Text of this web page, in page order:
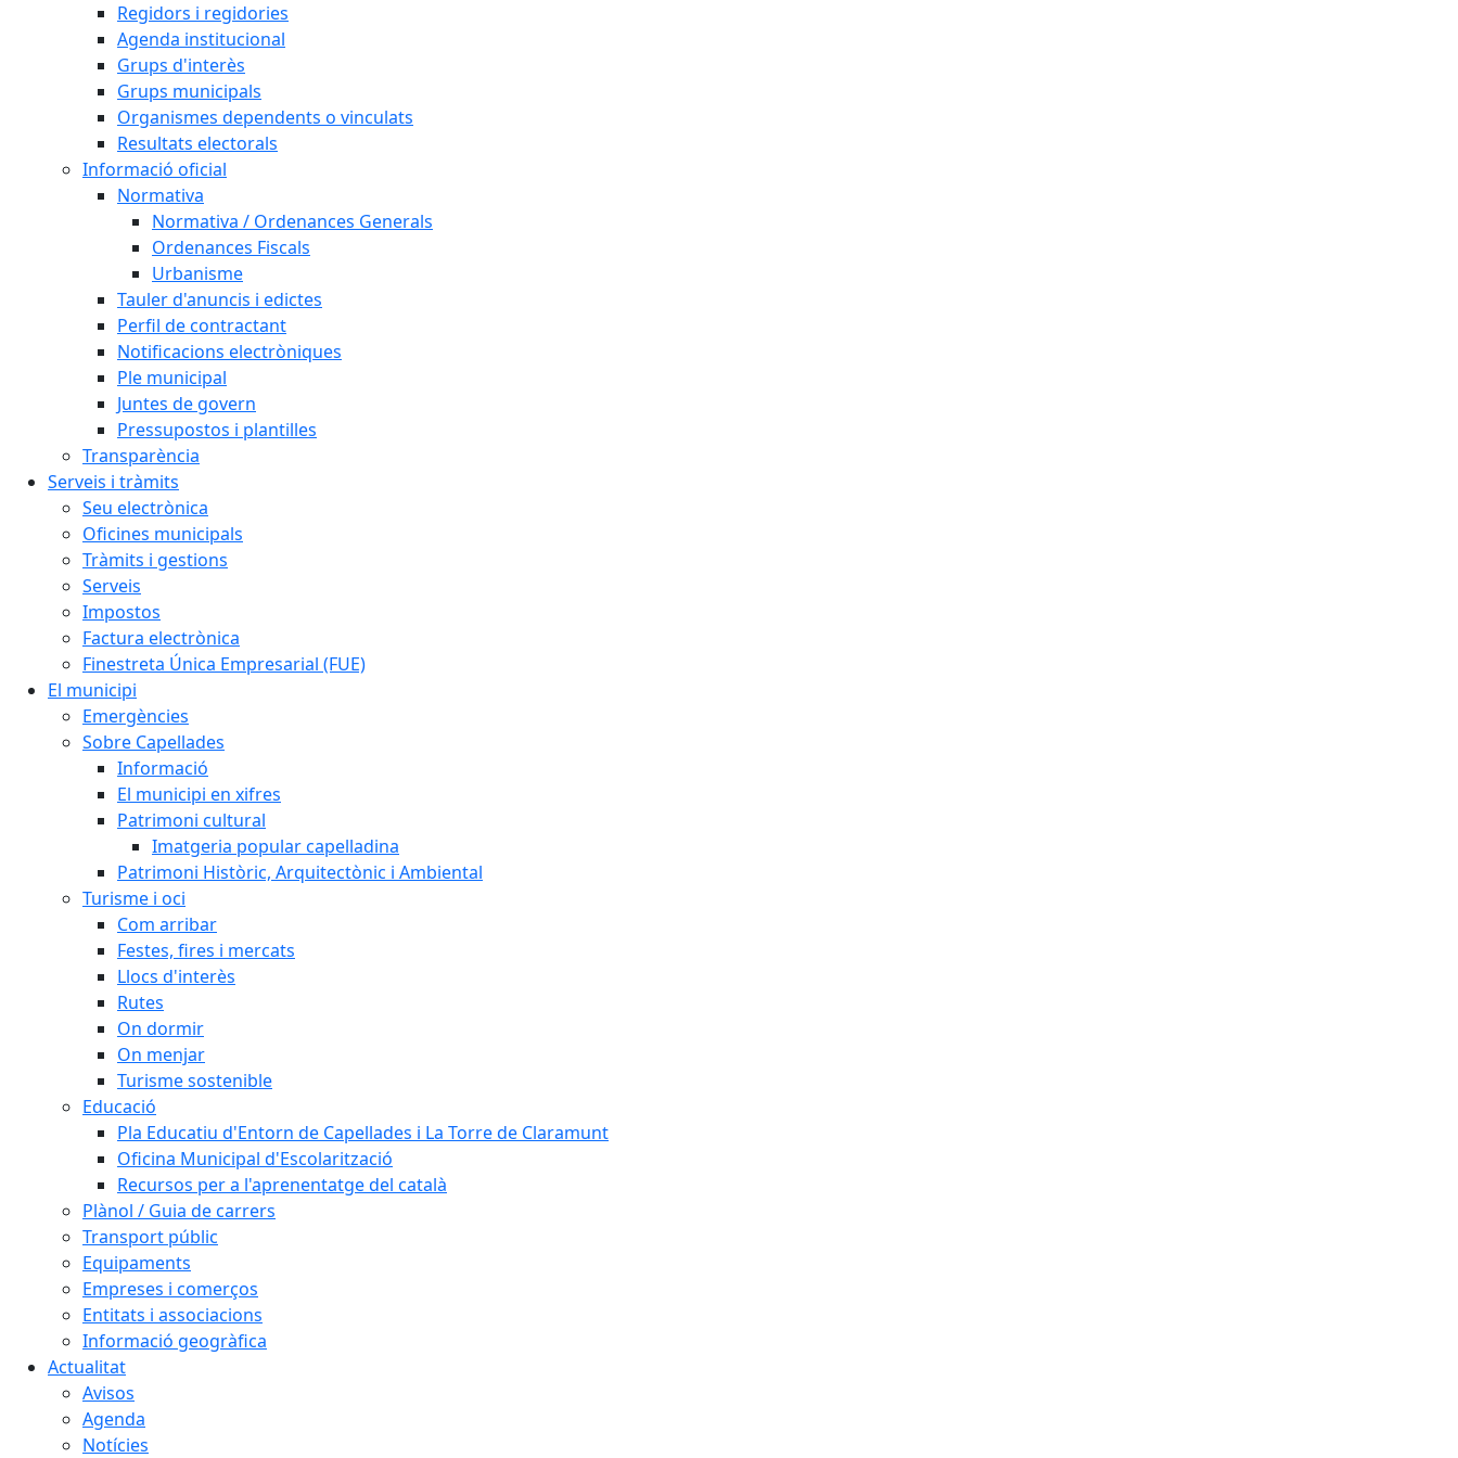
Regidors i regidories
Agenda institucional
Grups d'interès
Grups municipals
Organismes dependents o vinculats
Resultats electorals
Informació oficial
Normativa
Normativa / Ordenances Generals
Ordenances Fiscals
Urbanisme
Tauler d'anuncis i edictes
Perfil de contractant
Notificacions electròniques
Ple municipal
Juntes de govern
Pressupostos i plantilles
Transparència
Serveis i tràmits
Seu electrònica
Oficines municipals
Tràmits i gestions
Serveis
Impostos
Factura electrònica
Finestreta Única Empresarial (FUE)
El municipi
Emergències
Sobre Capellades
Informació
El municipi en xifres
Patrimoni cultural
Imatgeria popular capelladina
Patrimoni Històric, Arquitectònic i Ambiental
Turisme i oci
Com arribar
Festes, fires i mercats
Llocs d'interès
Rutes
On dormir
On menjar
Turisme sostenible
Educació
Pla Educatiu d'Entorn de Capellades i La Torre de Claramunt
Oficina Municipal d'Escolarització
Recursos per a l'aprenentatge del català
Plànol / Guia de carrers
Transport públic
Equipaments
Empreses i comerços
Entitats i associacions
Informació geogràfica
Actualitat
Avisos
Agenda
Notícies